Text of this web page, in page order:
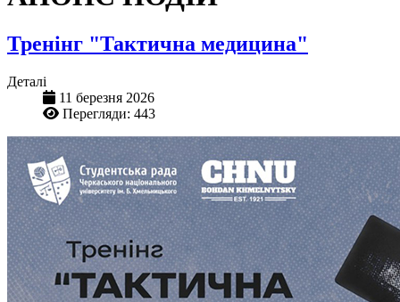
Тренінг "Тактична медицина"
Деталі
11 березня 2026
Перегляди: 443